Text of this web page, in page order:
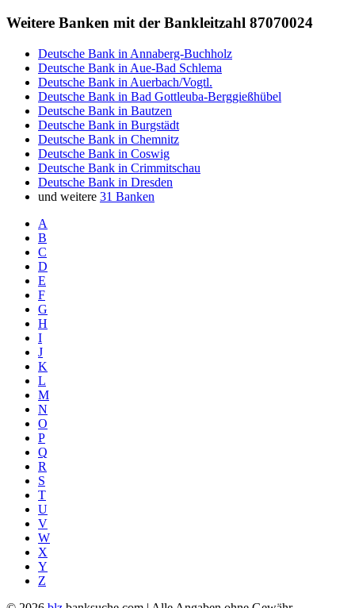
Weitere Banken mit der Bankleitzahl 87070024
Deutsche Bank in Annaberg-Buchholz
Deutsche Bank in Aue-Bad Schlema
Deutsche Bank in Auerbach/Vogtl.
Deutsche Bank in Bad Gottleuba-Berggießhübel
Deutsche Bank in Bautzen
Deutsche Bank in Burgstädt
Deutsche Bank in Chemnitz
Deutsche Bank in Coswig
Deutsche Bank in Crimmitschau
Deutsche Bank in Dresden
und weitere 31 Banken
A
B
C
D
E
F
G
H
I
J
K
L
M
N
O
P
Q
R
S
T
U
V
W
X
Y
Z